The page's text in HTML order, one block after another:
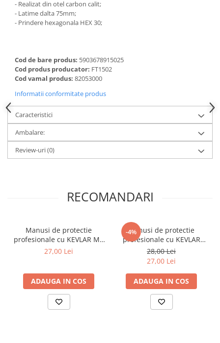
- Realizat din otel carbon calit;
- Latime dalta 75mm;
- Prindere hexagonala HEX 30;
Cod de bare produs: 5903678915025
Cod produs producator: FT1502
Cod vamal produs: 82053000
Informatii conformitate produs
Caracteristici
Ambalare:
Review-uri(0)
RECOMANDARI
Manusi de protectie
profesionale cu KEVLAR M9
PROTECT2U
27,00 Lei
ADAUGA IN COS
-4%
Manusi de protectie
profesionale cu KEVLAR
M10 PROTECT2U
28,00 Lei
27,00 Lei
ADAUGA IN COS